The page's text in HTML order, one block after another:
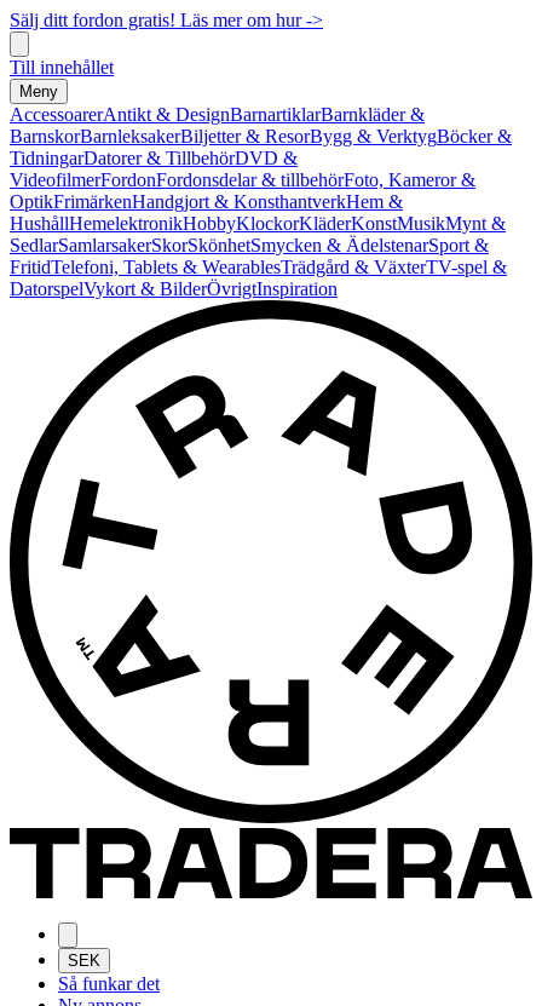
Sälj ditt fordon gratis! Läs mer om hur ->
Till innehållet
Meny
AccessoarerAntikt & DesignBarnartiklarBarnkläder &
BarnskorBarnleksakerBiljetter & ResorBygg & VerktygBöcker &
TidningarDatorer & TillbehörDVD &
VideofilmerFordonFordonsdelar & tillbehörFoto, Kameror &
OptikFrimärkenHandgjort & KonsthantverkHem &
HushållHemelektronikHobbyKlockorKläderKonstMusikMynt &
SedlarSamlarsakerSkorSkönhetSmycken & ÄdelstenarSport &
FritidTelefoni, Tablets & WearablesTrädgård & VäxterTV-spel &
DatorspelVykort & BilderÖvrigtInspiration
SEK
Så funkar det